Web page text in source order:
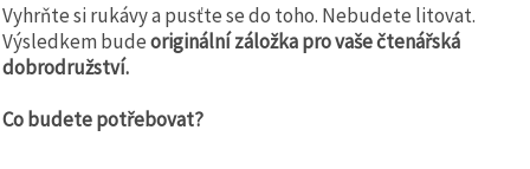
Vyhrňte si rukávy a pusťte se do toho. Nebudete litovat.
Výsledkem budeoriginální záložka pro vaše čtenářská
dobrodružství.
Co budete potřebovat?